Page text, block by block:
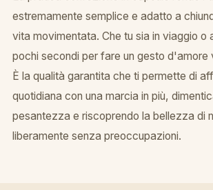
estremamente semplice e adatto a
vita movimentata. Che tu sia in viaggio o
pochi secondi per fare un gesto d'amore
È la qualità garantita che ti permette di
quotidiana con una marcia in più,
pesantezza e riscoprendo la bellezza di
liberamente senza preoccupazioni.